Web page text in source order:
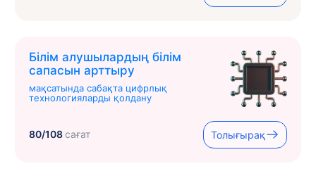
Білім алушылардың білім
сапасын арттыру
мақсатында сабақта цифрлық
технологияларды қолдану
80/108сағат Толығырақ